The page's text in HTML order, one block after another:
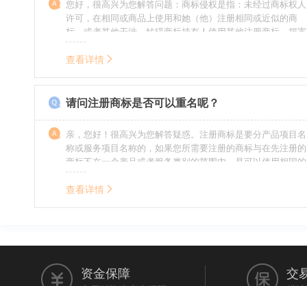
您好，很高兴为您解答问题：商标侵权是指：未经过商标权人
许可，在相同或商品上使用和她（他）注册相同或近似的商
标，或者其他干涉、妨碍商标持有人使用其他注册商标，损害
商标持有人合法权益的其他行为。侵权的人通常需要承担侵权
的责任，明知侵权的行为的人要承担赔偿的责任。情节严重
查看详情
请问注册商标是否可以重名呢？
亲，您好！很高兴为您解答疑惑。注册商标是要分产品项目名
称或服务项目名称的，如果您所需要注册的商标与在先注册的
商标不在一个产品或者服务类别的范围内，是可以使用相同的
名称的。希望我的回答能帮到您。
查看详情
资金保障 交